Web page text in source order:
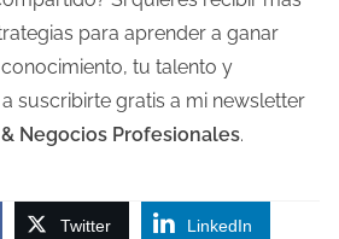
para aprender a ganar
tu talento y
suscribirte gratis a mi newsletter
Negocios Profesionales.
Twitter LinkedIn